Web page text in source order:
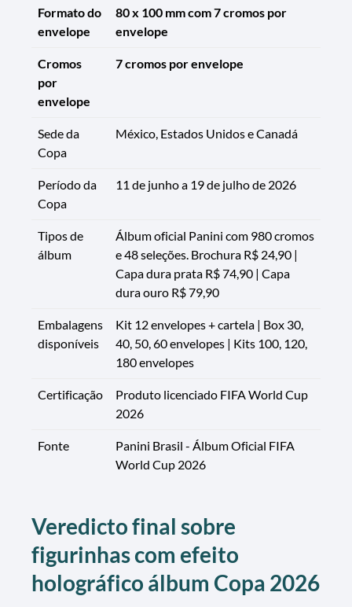
Formato do
envelope
80 x 100 mm com 7 cromos por
envelope
Cromos
por
envelope
7 cromos por envelope
Sede da
Copa
México, Estados Unidos e Canadá
Período da
Copa
11 de junho a 19 de julho de 2026
Tipos de
álbum
Álbum oficial Panini com 980 cromos
e 48 seleções. Brochura R$ 24,90 |
Capa dura prata R$ 74,90 | Capa
dura ouro R$ 79,90
Embalagens
disponíveis
Kit 12 envelopes + cartela | Box 30,
40, 50, 60 envelopes | Kits 100, 120,
180 envelopes
Certificação
Produto licenciado FIFA World Cup
2026
Fonte
Panini Brasil - Álbum Oficial FIFA
World Cup 2026
Veredicto final sobre
figurinhas com efeito
holográfico álbum Copa 2026